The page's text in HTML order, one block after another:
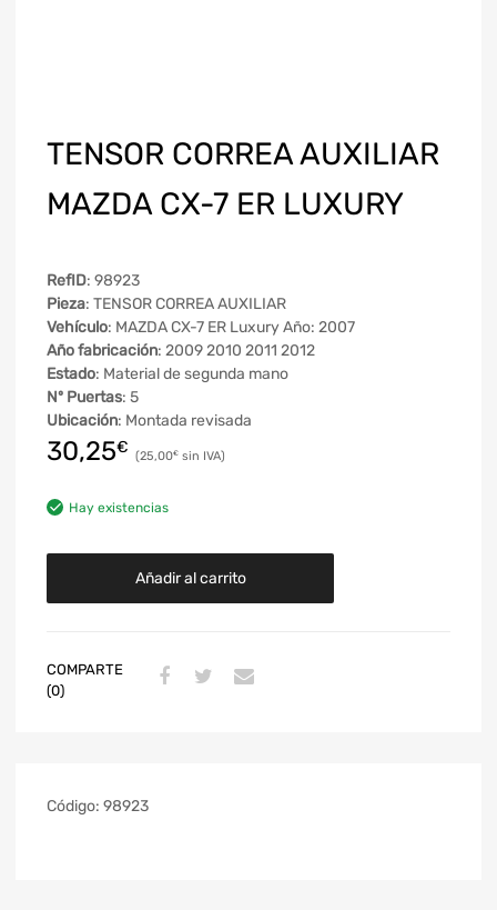
TENSOR CORREA AUXILIAR
MAZDA CX-7 ER LUXURY
RefID: 98923
Pieza: TENSOR CORREA AUXILIAR
Vehículo: MAZDA CX-7 ER Luxury Año: 2007
Año fabricación: 2009 2010 2011 2012
Estado: Material de segunda mano
Nº Puertas: 5
Ubicación: Montada revisada
30,25€ 25,00€
Hay existencias
Añadir al carrito
COMPARTE
(0)
Código: 98923